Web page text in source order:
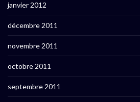
janvier 2012
décembre 2011
novembre 2011
octobre 2011
septembre 2011